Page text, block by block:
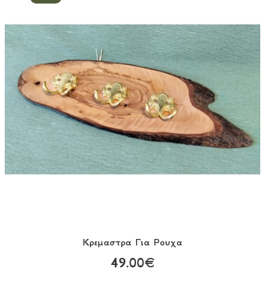
Κρεμαστρα Για Ρουχα
49.00€